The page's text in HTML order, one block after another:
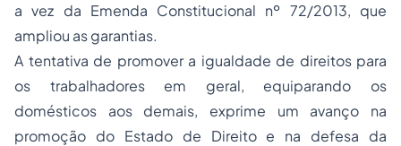
a vez da Emenda Constitucional nº 72/2013, que
ampliou as garantias.
A tentativa de promover a igualdade de direitos para
os trabalhadores em geral, equiparando os
domésticos aos demais, exprime um avanço na
promoção do Estado de Direito e na defesa da